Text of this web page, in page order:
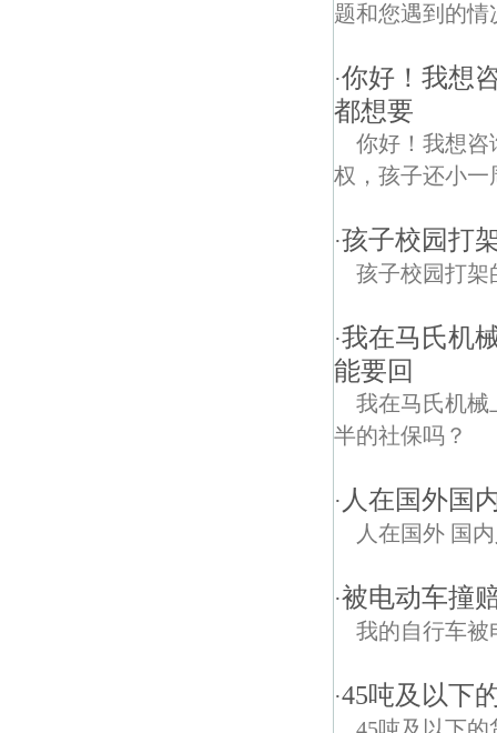
题和您遇到的情
·你好！我想
都想要
你好！我想咨
权，孩子还小一
·孩子校园打
孩子校园打架
·我在马氏机
能要回
我在马氏机械
半的社保吗？
· 人在国外国
人在国外 国
·被电动车撞
我的自行车
·45吨及以下